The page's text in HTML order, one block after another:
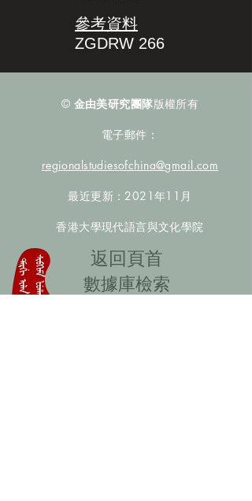
參考資料
ZGDRW 266
© 金由美研究團隊版權所有
電子郵件：
regionalstudiesofchina@gmail.com
最近更新：2021年11月
香港大學現代語言與文化學院
​返回頁首
數據庫檢索